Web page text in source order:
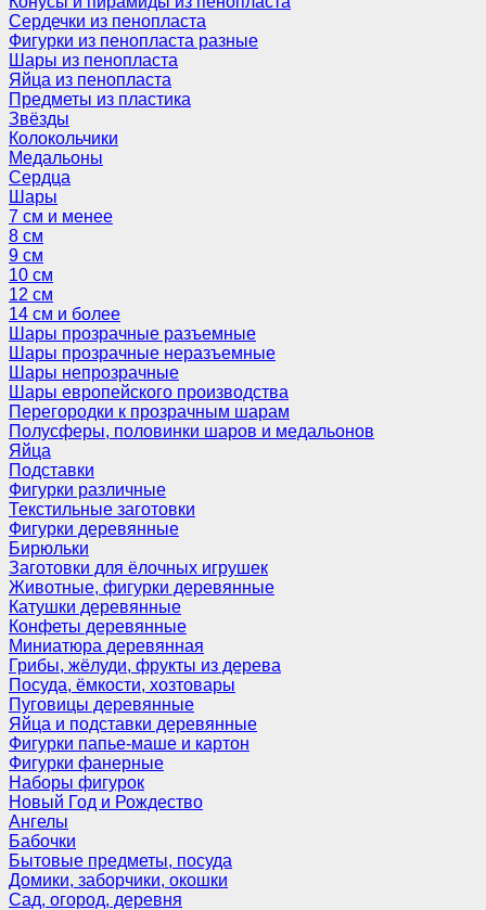
Сердечки из пенопласта
Фигурки из пенопласта разные
Шары из пенопласта
Яйца из пенопласта
Предметы из пластика
Звёзды
Колокольчики
Медальоны
Сердца
Шары
7 см и менее
8 см
9 см
10 см
12 см
14 см и более
Шары прозрачные разъемные
Шары прозрачные неразъемные
Шары непрозрачные
Шары европейского производства
Перегородки к прозрачным шарам
Полусферы, половинки шаров и медальонов
Яйца
Подставки
Фигурки различные
Текстильные заготовки
Фигурки деревянные
Бирюльки
Заготовки для ёлочных игрушек
Животные, фигурки деревянные
Катушки деревянные
Конфеты деревянные
Миниатюра деревянная
Грибы, жёлуди, фрукты из дерева
Посуда, ёмкости, хозтовары
Пуговицы деревянные
Яйца и подставки деревянные
Фигурки папье-маше и картон
Фигурки фанерные
Наборы фигурок
Новый Год и Рождество
Ангелы
Бабочки
Бытовые предметы, посуда
Домики, заборчики, окошки
Сад, огород, деревня